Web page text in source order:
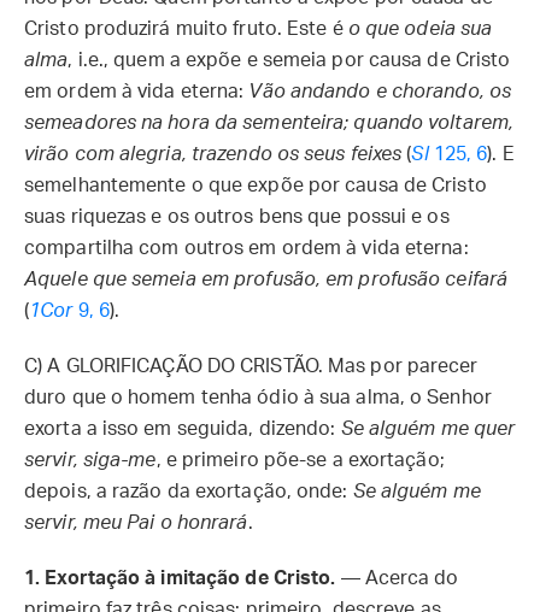
Cristo produzirá muito fruto. Este é o que odeia sua
alma, i.e., quem a expõe e semeia por causa de Cristo
em ordem à vida eterna: Vão andando e chorando, os
semeadores na hora da sementeira; quando voltarem,
virão com alegria, trazendo os seus feixes (Sl125, 6). E
semelhantemente o que expõe por causa de Cristo
suas riquezas e os outros bens que possui e os
compartilha com outros em ordem à vida eterna:
Aquele que semeia em profusão, em profusão ceifará
(1Cor9, 6).
C)A GLORIFICAÇÃO DO CRISTÃO. Mas por parecer
duro que o homem tenha ódio à sua alma, o Senhor
exorta a isso em seguida, dizendo: Se alguém me quer
servir, siga-me, e primeiro põe-se a exortação;
depois, a razão da exortação, onde: Se alguém me
servir, meu Pai o honrará.
1. Exortação à imitação de Cristo. — Acerca do